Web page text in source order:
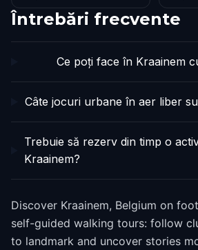
Întrebări frecvente
Ce poți face în Kraainem
Câte jocuri urbane în aer liber
Trebuie să rezerv din timp o
Kraainem?
Discover Kraainem, Belgium on
self-guided walking tours: follow
to landmark and uncover stories